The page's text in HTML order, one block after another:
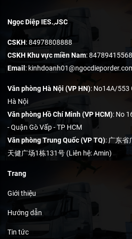
Ngọc Diệp IES.,JSC
CSKH: 84978808888
CSKH Khu vực miền Nam: 84789415568
Email :
Văn phòng Hà Nội (VP HN): No14A/553
Hà Nội
Văn phòng Hồ Chí Minh (VP HCM): No
- Quận Gò Vấp - TP HCM
Văn phòng Trung Quốc (VP TQ): 广东省
天健广场1栋131号 (Liên hệ: Amin)
Trang
Giới thiệu
Hướng dẫn
Tin tức